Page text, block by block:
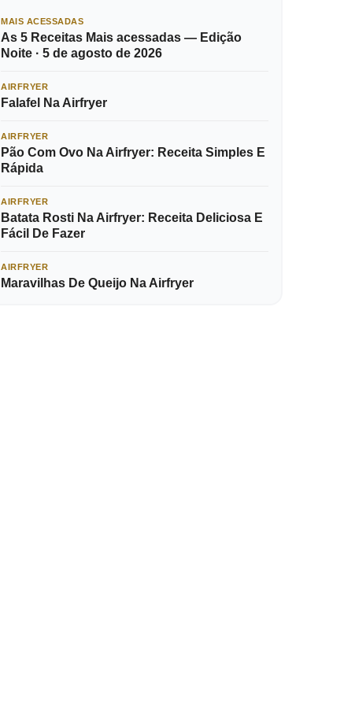
MAIS ACESSADAS
As 5 Receitas Mais acessadas — Edição
Noite · 5 de agosto de 2026
AIRFRYER
Falafel Na Airfryer
AIRFRYER
Pão Com Ovo Na Airfryer: Receita Simples E
Rápida
AIRFRYER
Batata Rosti Na Airfryer: Receita Deliciosa E
Fácil De Fazer
AIRFRYER
Maravilhas De Queijo Na Airfryer